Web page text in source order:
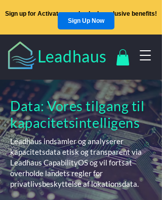
Sign up for Activators and unlock exclusive benefits!
Sign Up Now
Leadhaus
Data: Vores tilgang til
kapacitetsintelligens
Leadhaus indsamler og analyserer
kapacitetsdata etisk og transparent via
Leadhaus CapabilityOS og vil fortsat
overholde landets regler for
privatlivsbeskyttelse af lokationsdata.